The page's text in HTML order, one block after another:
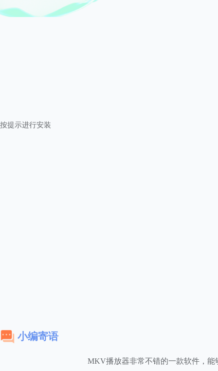
按提示进行安装
小编寄语
MKV播放器非常不错的一款软件，能